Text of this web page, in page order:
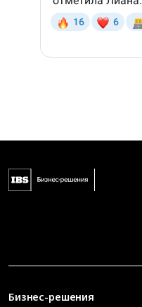
Бизнес-решения